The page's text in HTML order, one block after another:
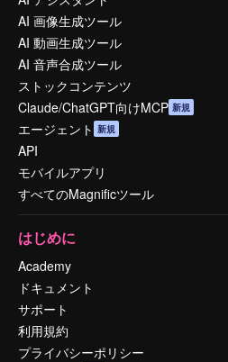
AI 画像生成ツール
AI 動画生成ツール
AI 音声合成ツール
ストックコンテンツ
Claude/ChatGPT向けMCP 新規
エージェント 新規
API
モバイルアプリ
すべてのMagnificツール
はじめに
Academy
ドキュメント
サポート
利用規約
プライバシーポリシー